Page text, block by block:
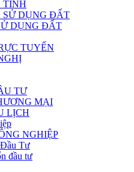
TỈNH
SỬ DỤNG ĐẤT
DỤNG ĐẤT
TUYẾN
TƯ
MẠI
LỊCH
NGHIỆP
Tư
đầu tư